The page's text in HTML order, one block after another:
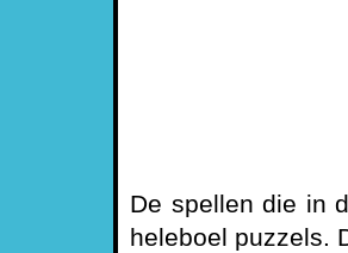
De spellen die in
heleboel puzzels.